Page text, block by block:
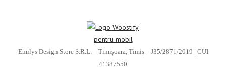
Emilys Design Store S.R.L. – Timișoara, Timiș – J35/2871/2019 | CUI
41387550